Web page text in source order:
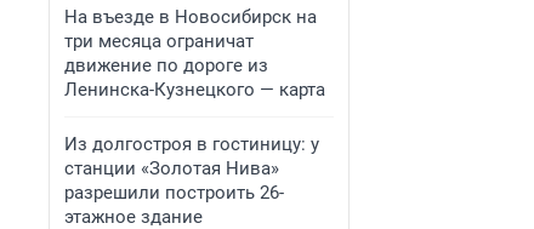
На въезде в Новосибирск на
три месяца ограничат
движение по дороге из
Ленинска-Кузнецкого — карта
Из долгостроя в гостиницу: у
станции «Золотая Нива»
разрешили построить 26-
этажное здание